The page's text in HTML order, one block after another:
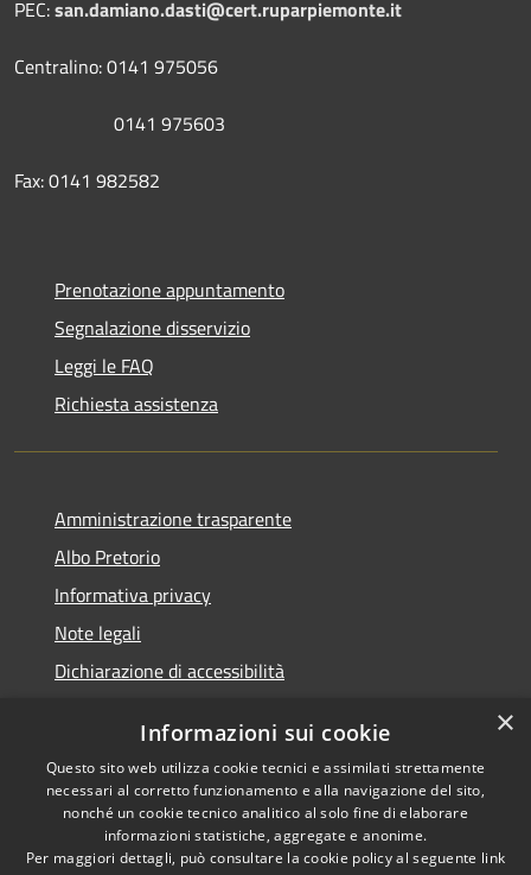
PEC:san.damiano.dasti@cert.ruparpiemonte.it
Centralino: 0141 975056
0141 975603
Fax: 0141 982582
Prenotazione appuntamento
Segnalazione disservizio
Leggi le FAQ
Richiesta assistenza
Amministrazione trasparente
Albo Pretorio
Informativa privacy
Note legali
Dichiarazione di accessibilità
RSS
Accessibilità
Privacy
Comune convenzionato
Astigov
Progetto|Convenzione|
×
Informazioni sui cookie
Questo sito web utilizza cookie tecnici e assimilati strettamente
necessari al corretto funzionamento e alla navigazione del sito,
nonché un cookie tecnico analitico al solo fine di elaborare
informazioni statistiche, aggregate e anonime.
Per maggiori dettagli, può consultare la cookie policy al seguente link